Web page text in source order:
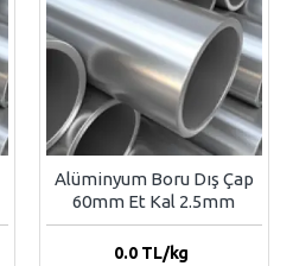
Alüminyum Boru Dış Çap
60mm Et Kal 2.5mm
0.0TL/kg